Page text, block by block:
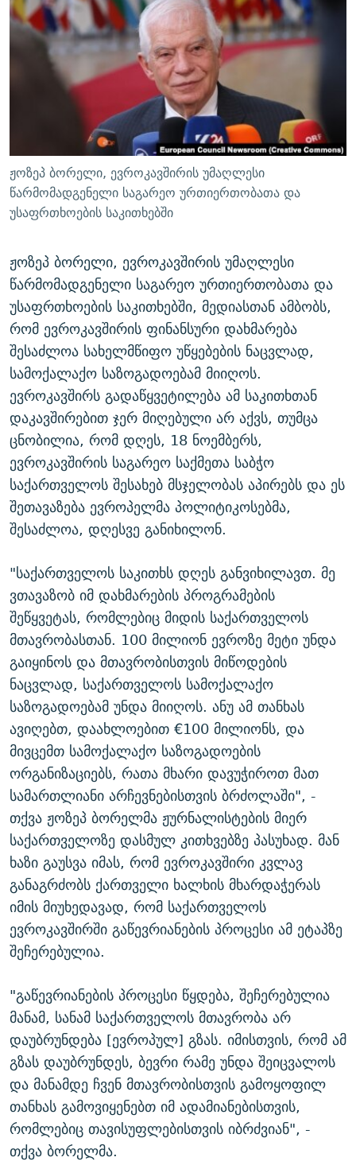
ᲛᲝᲚᲐᲞᲐᲠᲐᲙᲔ ᲢᲔᲥᲡᲢᲔᲑᲘ
ᲨᲘᲜ - ᲣᲪᲮᲝᲔᲗᲨᲘ
ᲚᲘᲢᲔᲠᲐᲢᲣᲠᲣᲚᲘ ᲬᲐᲮᲜᲐᲒᲔᲑᲘ
ᲐᲛᲔᲠᲘᲙᲣᲚᲘ ᲛᲝᲗᲮᲠᲝᲑᲐ
ᲘᲛᲞᲔᲠᲘᲐ ᲓᲐ ᲠᲐᲓᲘᲝ
ᲩᲔᲛᲘ ᲡᲘᲙᲕᲓᲘᲚᲘᲡ ᲛᲘᲖᲔᲖᲘᲐ COVID-19
11 ᲬᲔᲚᲘ - 11 ᲐᲛᲑᲐᲕᲘ
ᲡᲐᲞᲐᲠᲚᲐᲛᲔᲜᲢᲝ ᲐᲠᲩᲔᲕᲜᲔᲑᲘᲡ ᲘᲡᲢᲝᲠᲘᲐ
ᲑᲐᲕᲨᲕᲔᲑᲘ ᲞᲠᲝᲡᲢᲘᲢᲣᲪᲘᲐᲨᲘ - ᲐᲛᲝᲣᲗᲥᲛᲔᲚᲘ ᲐᲛᲑᲐᲕᲘ
5 ᲐᲛᲑᲐᲕᲘ - 20 ᲘᲕᲜᲘᲡᲡ ᲓᲐᲨᲐᲕᲔᲑᲣᲚᲔᲑᲘ
ᲐᲒᲕᲘᲡᲢᲝᲡ ᲝᲛᲘ
ПРИВЕТ ᲙᲣᲚᲢᲣᲠᲐ
ᲒᲐᲛᲝᲘᲬᲔᲠᲔ
რთე/რთ-ის ყველა საიტი
ჟოზეპ ბორელი, ევროკავშირის უმაღლესი
წარმომადგენელი საგარეო ურთიერთობათა და
უსაფრთხოების საკითხებში
ჟოზეპ ბორელი, ევროკავშირის უმაღლესი
წარმომადგენელი საგარეო ურთიერთობათა და
უსაფრთხოების საკითხებში, მედიასთან ამბობს,
რომ ევროკავშირის ფინანსური დახმარება
შესაძლოა სახელმწიფო უწყებების ნაცვლად,
სამოქალაქო საზოგადოებამ მიიღოს.
ევროკავშირს გადაწყვეტილება ამ საკითხთან
დაკავშირებით ჯერ მიღებული არ აქვს, თუმცა
ცნობილია, რომ დღეს, 18 ნოემბერს,
ევროკავშირის საგარეო საქმეთა საბჭო
საქართველოს შესახებ მსჯელობას აპირებს და ეს
შეთავაზება ევროპელმა პოლიტიკოსებმა,
შესაძლოა, დღესვე განიხილონ.
"საქართველოს საკითხს დღეს განვიხილავთ. მე
ვთავაზობ იმ დახმარების პროგრამების
შეწყვეტას, რომლებიც მიდის საქართველოს
მთავრობასთან. 100 მილიონ ევროზე მეტი უნდა
გაიყინოს და მთავრობისთვის მიწოდების
ნაცვლად, საქართველოს სამოქალაქო
საზოგადოებამ უნდა მიიღოს. ანუ ამ თანხას
ავიღებთ, დაახლოებით €100 მილიონს, და
მივცემთ სამოქალაქო საზოგადოების
ორგანიზაციებს, რათა მხარი დავუჭიროთ მათ
სამართლიანი არჩევნებისთვის ბრძოლაში", -
თქვა ჟოზეპ ბორელმა ჟურნალისტების მიერ
საქართველოზე დასმულ კითხვებზე პასუხად. მან
ხაზი გაუსვა იმას, რომ ევროკავშირი კვლავ
განაგრძობს ქართველი ხალხის მხარდაჭერას
იმის მიუხედავად, რომ საქართველოს
ევროკავშირში გაწევრიანების პროცესი ამ ეტაპზე
შეჩერებულია.
"გაწევრიანების პროცესი წყდება, შეჩერებულია
მანამ, სანამ საქართველოს მთავრობა არ
დაუბრუნდება [ევროპულ] გზას. იმისთვის, რომ ამ
გზას დაუბრუნდეს, ბევრი რამე უნდა შეიცვალოს
და მანამდე ჩვენ მთავრობისთვის გამოყოფილ
თანხას გამოვიყენებთ იმ ადამიანებისთვის,
რომლებიც თავისუფლებისთვის იბრძვიან", -
თქვა ბორელმა.